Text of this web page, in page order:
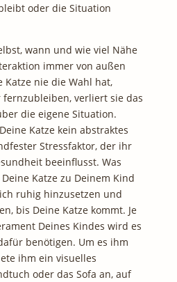
oder die Situation
wann und wie viel Nähe
immer von außen
nie die Wahl hat,
verliert sie das
die eigene Situation.
Katze kein abstraktes
Stressfaktor, der ihr
beeinflusst. Was
Katze zu Deinem Kind
ruhig hinzusetzen und
bis Deine Katze kommt. Je
Deines Kindes wird es
benötigen. Um es ihm
ihm ein visuelles
oder das Sofa an, auf